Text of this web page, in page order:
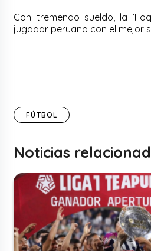
Con tremendo sueldo, la
jugador peruano con el mejor
FÚTBOL
Noticias